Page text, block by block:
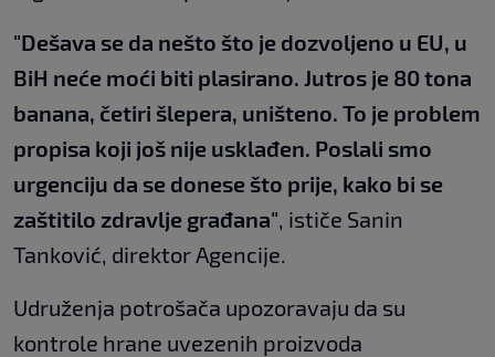
"Dešava se da nešto što je dozvoljeno u EU, u
BiH neće moći biti plasirano. Jutros je 80 tona
banana, četiri šlepera, uništeno. To je problem
propisa koji još nije usklađen. Poslali smo
urgenciju da se donese što prije, kako bi se
zaštitilo zdravlje građana", ističe Sanin
Tanković, direktor Agencije.
Udruženja potrošača upozoravaju da su
kontrole hrane uvezenih proizvoda